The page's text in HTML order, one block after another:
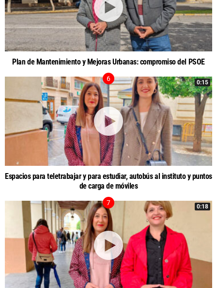
Plan de Mantenimiento y Mejoras Urbanas: compromiso del PSOE
0:15
Espacios para teletrabajar y para estudiar, autobús al instituto y puntos
de carga de móviles
0:18